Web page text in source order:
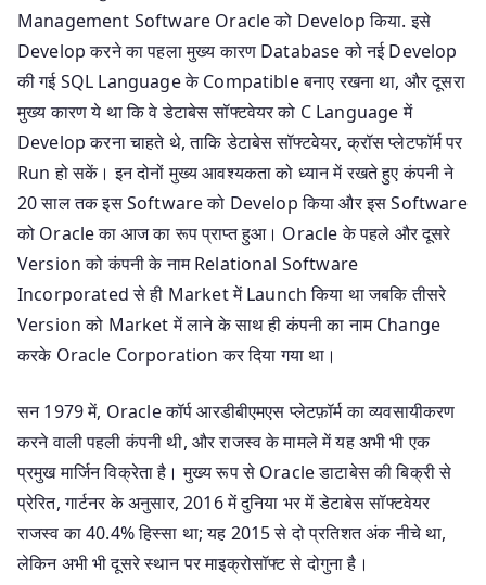
Management Software Oracle को Develop किया. इसे
Develop करने का पहला मुख्‍य कारण Database को नई Develop
की गई SQL Language के Compatible बनाए रखना था, और दूसरा
मुख्‍य कारण ये था कि वे डेटाबेस सॉफ्टवेयर को C Language में
Develop करना चाहते थे, ताकि डेटाबेस सॉफ्टवेयर, क्रॉस प्लेटफॉर्म पर
Run हो सकें। इन दोनों मुख्‍य आवश्यकता को ध्यान में रखते हुए कंपनी ने
20 साल तक इस Software को Develop किया और इस Software
को Oracle का आज का रूप प्राप्त हुआ। Oracle के पहले और दूसरे
Version को कंपनी के नाम Relational Software
Incorporated से ही Market में Launch किया था जबकि तीसरे
Version को Market में लाने के साथ ही कंपनी का नाम Change
करके Oracle Corporation कर दिया गया था।
सन 1979 में, Oracle कॉर्प आरडीबीएमएस प्लेटफ़ॉर्म का व्यवसायीकरण
करने वाली पहली कंपनी थी, और राजस्व के मामले में यह अभी भी एक
प्रमुख मार्जिन विक्रेता है। मुख्य रूप से Oracle डाटाबेस की बिक्री से
प्रेरित, गार्टनर के अनुसार, 2016 में दुनिया भर में डेटाबेस सॉफ्टवेयर
राजस्व का 40.4% हिस्सा था; यह 2015 से दो प्रतिशत अंक नीचे था,
लेकिन अभी भी दूसरे स्थान पर माइक्रोसॉफ्ट से दोगुना है।